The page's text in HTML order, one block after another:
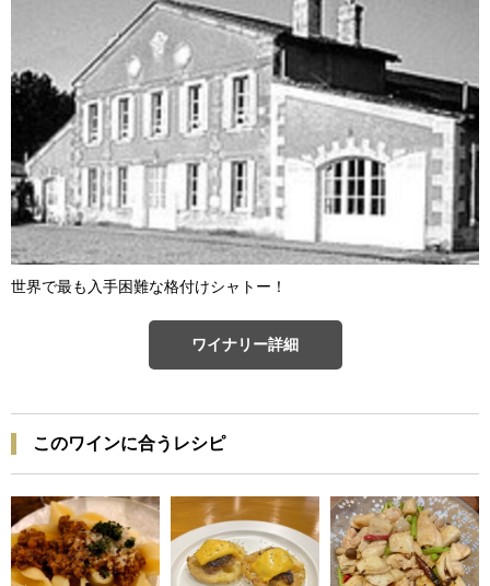
世界で最も入手困難な格付けシャトー！
ワイナリー詳細
このワインに合うレシピ